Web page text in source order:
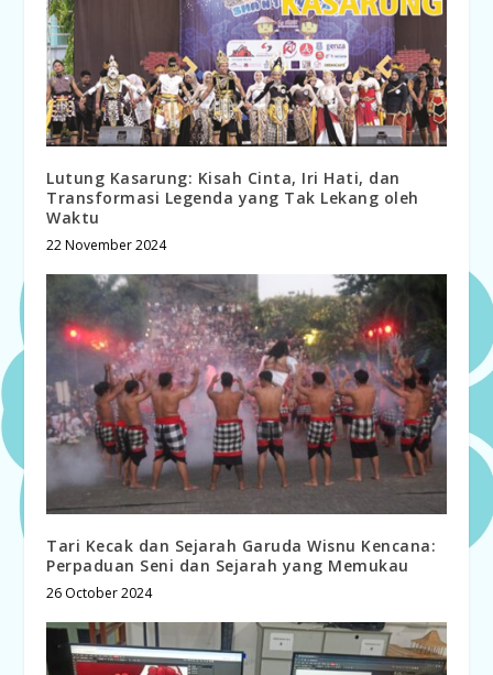
Lutung Kasarung: Kisah Cinta, Iri Hati, dan
Transformasi Legenda yang Tak Lekang oleh
Waktu
22 November 2024
Tari Kecak dan Sejarah Garuda Wisnu Kencana:
Perpaduan Seni dan Sejarah yang Memukau
26 October 2024